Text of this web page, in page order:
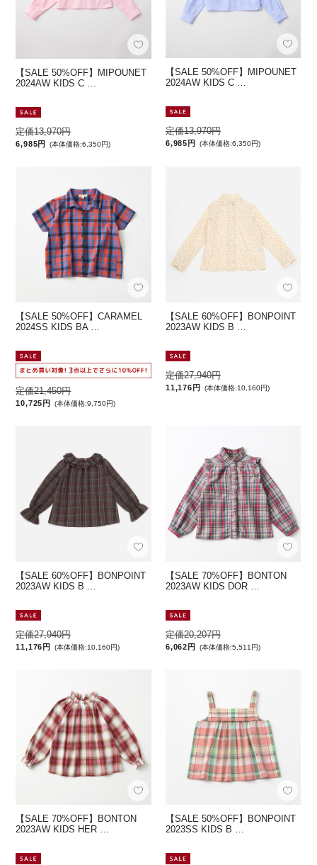
【SALE 50%OFF】MIPOUNET
2024AW KIDS C …
定価13,970円
6,985円 (本体価格:6,350円)
【SALE 50%OFF】MIPOUNET
2024AW KIDS C …
定価13,970円
6,985円 (本体価格:6,350円)
【SALE 50%OFF】CARAMEL
2024SS KIDS BA …
定価21,450円
10,725円 (本体価格:9,750円)
【SALE 60%OFF】BONPOINT
2023AW KIDS B …
定価27,940円
11,176円 (本体価格:10,160円)
【SALE 60%OFF】BONPOINT
2023AW KIDS B …
定価27,940円
11,176円 (本体価格:10,160円)
【SALE 70%OFF】BONTON
2023AW KIDS DOR …
定価20,207円
6,062円 (本体価格:5,511円)
【SALE 70%OFF】BONTON
2023AW KIDS HER …
【SALE 50%OFF】BONPOINT
2023SS KIDS B …